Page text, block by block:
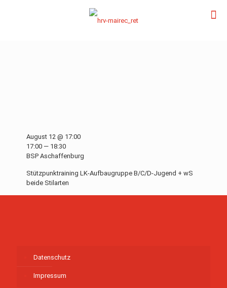
Stützpunktraining LK-Aufbaugruppe B/C/D-Jugend + wS
beide Stilarten
August 12 @ 17:00
17:00 — 18:30
BSP Aschaffenburg
Datenschutz
Impressum